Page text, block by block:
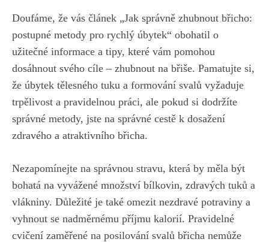
Doufáme, že vás článek „Jak správně zhubnout břicho:
postupné metody pro rychlý úbytek“ obohatil o
užitečné informace a tipy, které vám pomohou
dosáhnout⁤ svého cíle – ‌zhubnout ​na břiše. Pamatujte si,⁢
že úbytek tělesného tuku a formování svalů vyžaduje
trpělivost a pravidelnou práci, ale pokud si dodržíte
správné metody, jste na⁣ správné cestě ‍k dosažení
zdravého a atraktivního břicha.
Nezapomínejte na správnou stravu, která by měla být
bohatá⁢ na vyvážené množství⁢ bílkovin, zdravých tuků a
vlákniny. ‍Důležité ​je také omezit nezdravé potraviny a
vyhnout se nadměrnému příjmu kalorií. Pravidelné
cvičení zaměřené na posilování ⁣svalů břicha nemůže